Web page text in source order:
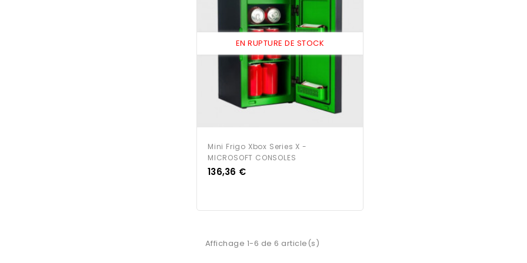
EN RUPTURE DE STOCK
Mini Frigo Xbox Series X -
MICROSOFT CONSOLES
Prix
136,36 €
Affichage 1-6 de 6 article(s)